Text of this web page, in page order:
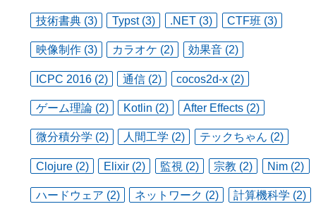
技術書典 (3) Typst (3) .NET (3) CTF班 (3)
映像制作 (3) カラオケ (2) 効果音 (2)
ICPC 2016 (2) 通信 (2) cocos2d-x (2)
ゲーム理論 (2) Kotlin (2) After Effects (2)
微分積分学 (2) 人間工学 (2) テックちゃん (2)
Clojure (2) Elixir (2) 監視 (2) 宗教 (2) Nim (2)
ハードウェア (2) ネットワーク (2) 計算機科学 (2)